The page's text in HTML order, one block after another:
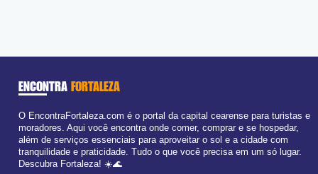
ENCONTRA FORTALEZA
O EncontraFortaleza.com é o portal da capital cearense para turistas e
moradores. Aqui você encontra onde comer, comprar e se hospedar,
além de serviços essenciais para aproveitar o sol e a cidade com
tranquilidade e praticidade. Tudo o que você precisa em um só lugar.
Descubra Fortaleza! ☀️🌊